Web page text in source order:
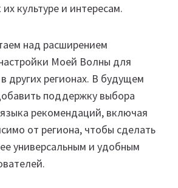
культуре и интересам.
над расширением
Моей Волны для
других регионах. В будущем
поддержку выбора
рекомендаций, включая
от региона, чтобы сделать
универсальным и удобным